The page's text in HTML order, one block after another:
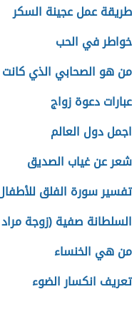
طريقة عمل عجينة السكر
خواطر في الحب
من هو الصحابي الذي كانت
عبارات دعوة زواج
اجمل دول العالم
شعر عن غياب الصديق
تفسير سورة الفلق
السلطانة صفية (زوجة مراد
من هي الخنساء
تعريف انكسار الضوء